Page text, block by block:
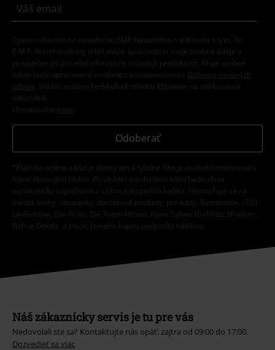
Týmto súhlasím so zasielaním EMP Newslettra a súhlasím s tým, že
E.M.P. Merchandising mbH môže spracovávať moje osobné údaje a
pravidelne mi posielať informácie o svojich produktoch. Moje osobné
údaje budú spracované v súlade s ustanoveniami v
Ochrana osobných
údajov
. Súhlas môžem kedykoľvek odvolať kliknutím na odhlasovací
odkaz/link.
Unsubscribe here
Odoberať
*Platí iba online a kód je platný len 4 týždne. Nie je možné kombinovať s
inými zľavovými kódmi. Po vložení a potvrdení kódu bude zľava
automaticky odpočítaná z vášho nákupného košíka. Nevzťahuje sa na
médiá, knihy, vstupenky, darčekové poukazy, produkty: Rammstein, (Till)
Lindemann, Die Ärzte, Die Toten Hosen, Feine Sahne Fischfilet, Broilers,
Böhse Onkelz, a tovar, ktorého kúpou podporíte nadáciu.
Náš zákaznícky servis je tu pre vás
Nedovolali ste sa? Kontaktujte nás opäť: zajtra od 09:00 do 17:00.
Dozvedieť sa viac